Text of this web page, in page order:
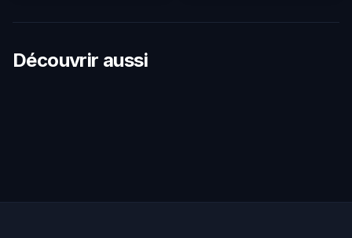
Découvrir aussi